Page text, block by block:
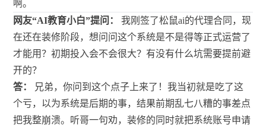
啊。
网友“AI教育小白”提问：
我刚签了松鼠ai的代理合同，现
在还在装修阶段，想问问这个系统是不是得等正式运营了
才能用？初期投入会不会很大？有没有什么坑需要提前避
开的？
答：
兄弟，你问到这个点子上来了！我当初就是吃了这
个亏，以为系统是后期的事，结果前期乱七八糟的事差点
把我整崩溃。听哥一句劝，装修的同时就把系统账号申请